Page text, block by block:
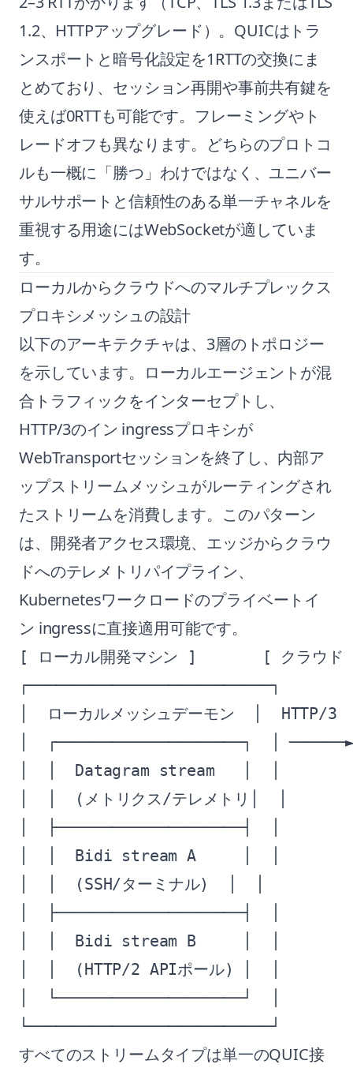
1.2、HTTPアップグレード）。QUICはトラ
ンスポートと暗号化設定を1RTTの交換にま
とめており、セッション再開や事前共有鍵を
使えば0RTTも可能です。フレーミングやト
レードオフも異なります。どちらのプロトコ
ルも一概に「勝つ」わけではなく、ユニバー
サルサポートと信頼性のある単一チャネルを
重視する用途にはWebSocketが適していま
す。
ローカルからクラウドへのマルチプレックス
プロキシメッシュの設計
以下のアーキテクチャは、3層のトポロジー
を示しています。ローカルエージェントが混
合トラフィックをインターセプトし、
HTTP/3のイン ingressプロキシが
WebTransportセッションを終了し、内部ア
ップストリームメッシュがルーティングされ
たストリームを消費します。このパターン
は、開発者アクセス環境、エッジからクラウ
ドへのテレメトリパイプライン、
Kubernetesワークロードのプライベートイ
ン ingressに直接適用可能です。
[ ローカル開発マシン ]       [ クラ
┌──────────────────────────┐
│  ローカルメッシュデーモン  │  HTTP/
│  ┌────────────────────┐  │
│  │  Datagram stream   │  │
│  │  (メトリクス/テレメトリ│  │
│  ├────────────────────┤  │
│  │  Bidi stream A     │  │
│  │  (SSH/ターミナル)  │  │
│  ├────────────────────┤  │
│  │  Bidi stream B     │  │
│  │  (HTTP/2 APIポール) │  │
│  └────────────────────┘  │
すべてのストリームタイプは単一のQUIC接